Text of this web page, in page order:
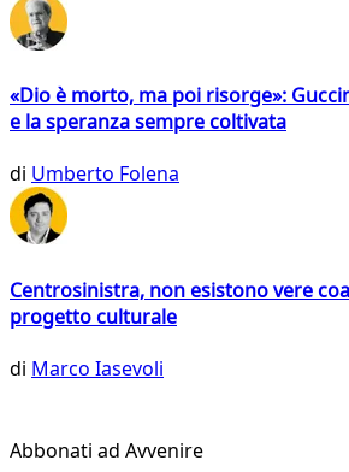
«Dio è morto, ma poi risorge»:
e la speranza sempre coltivata
di Umberto Folena
Centrosinistra, non esistono vere
progetto culturale
di Marco Iasevoli
Abbonati ad Avvenire